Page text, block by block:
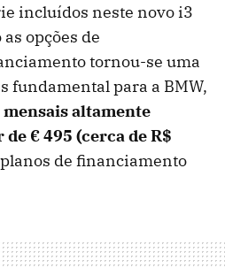
incluídos neste novo i3
opções de
tornou-se uma
fundamental para a BMW,
altamente
€ 495 (cerca de R$
de financiamento